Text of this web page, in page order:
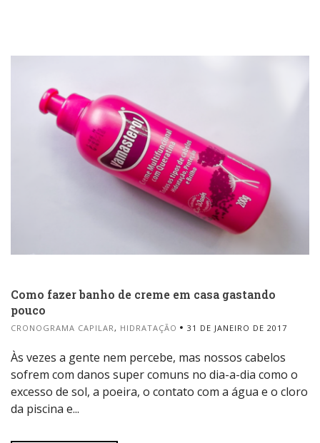
Como fazer banho de creme em casa gastando
pouco
CRONOGRAMA CAPILAR, HIDRATAÇÃO 31 DE JANEIRO DE 2017
Às vezes a gente nem percebe, mas nossos cabelos
sofrem com danos super comuns no dia-a-dia como o
excesso de sol, a poeira, o contato com a água e o cloro
da piscina e...